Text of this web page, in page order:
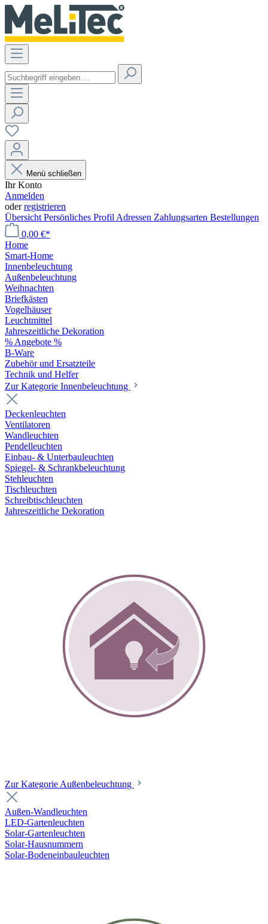
Menü schließen
Ihr Konto
Anmelden
oderregistrieren
Übersicht Persönliches Profil Adressen Zahlungsarten Bestellungen
0,00 €*
Home
Smart-Home
Innenbeleuchtung
Außenbeleuchtung
Weihnachten
Briefkästen
Vogelhäuser
Leuchtmittel
Jahreszeitliche Dekoration
% Angebote %
B-Ware
Zubehör und Ersatzteile
Technik und Helfer
Zur Kategorie Innenbeleuchtung
Deckenleuchten
Ventilatoren
Wandleuchten
Pendelleuchten
Einbau- & Unterbauleuchten
Spiegel- & Schrankbeleuchtung
Stehleuchten
Tischleuchten
Schreibtischleuchten
Jahreszeitliche Dekoration
Zur Kategorie Außenbeleuchtung
Außen-Wandleuchten
LED-Gartenleuchten
Solar-Gartenleuchten
Solar-Hausnummern
Solar-Bodeneinbauleuchten